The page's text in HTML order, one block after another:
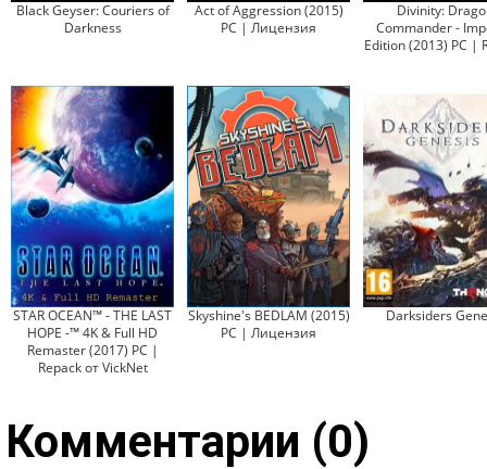
Black Geyser: Couriers of
Darkness
Act of Aggression (2015)
PC | Лицензия
Divinity:
Commander -
Edition (2013) PC |
STAR OCEAN™ - THE LAST
HOPE -™ 4K & Full HD
Remaster (2017) PC |
Repack от VickNet
Skyshine's BEDLAM (2015)
PC | Лицензия
Darksiders
Комментарии (0)